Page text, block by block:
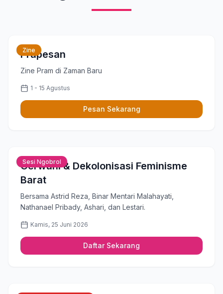
Zine
Prapesan
Zine Pram di Zaman Baru
1 - 15 Agustus
Pesan Sekarang
Sesi Ngobrol
Gerwani & Dekolonisasi Feminisme
Barat
Bersama Astrid Reza, Binar Mentari Malahayati,
Nathanael Pribady, Ashari, dan Lestari.
Kamis, 25 Juni 2026
Daftar Sekarang